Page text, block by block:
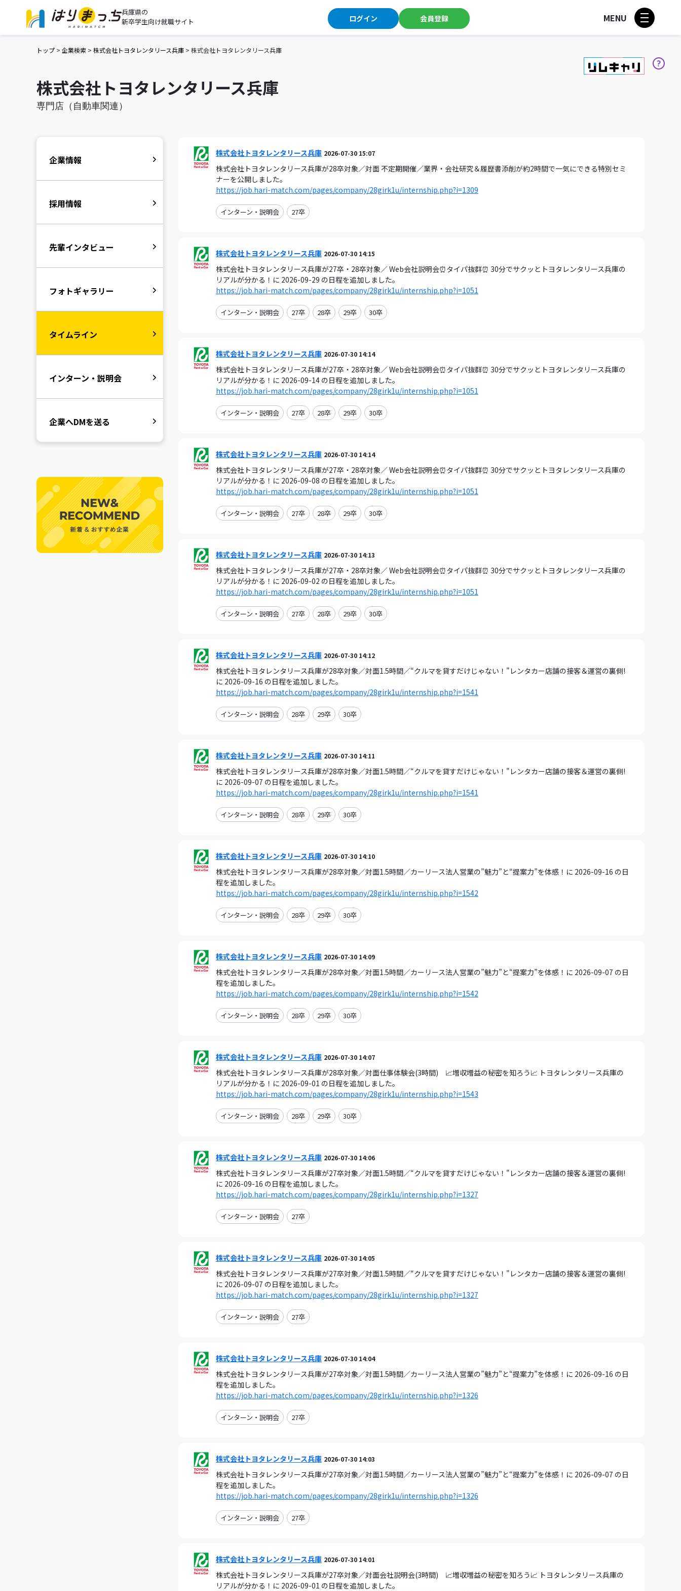
兵庫県の
新卒学生向け就職サイト
ログイン 会員登録 MENU
トップ > 企業検索 > 株式会社トヨタレンタリース兵庫 > 株式会社トヨタレンタリース兵庫
株式会社トヨタレンタリース兵庫
専門店（自動車関連）
株式会社トヨタレンタリース兵庫 2026-07-30 15:07
株式会社トヨタレンタリース兵庫が28卒対象／対面 不定期開催／業界・会社研究＆履歴書添削が約2時間で一気にできる特別セミ
ナーを公開しました。
https://job.hari-match.com/pages/company/28girk1u/internship.php?i=1309
インターン・説明会 27卒
株式会社トヨタレンタリース兵庫 2026-07-30 14:15
株式会社トヨタレンタリース兵庫が27卒・28卒対象／ Web会社説明会⏰タイパ抜群⏰ 30分でサクッとトヨタレンタリース兵庫の
リアルが分かる！に 2026-09-29 の日程を追加しました。
https://job.hari-match.com/pages/company/28girk1u/internship.php?i=1051
インターン・説明会 27卒 28卒 29卒 30卒
株式会社トヨタレンタリース兵庫 2026-07-30 14:14
株式会社トヨタレンタリース兵庫が27卒・28卒対象／ Web会社説明会⏰タイパ抜群⏰ 30分でサクッとトヨタレンタリース兵庫の
リアルが分かる！に 2026-09-14 の日程を追加しました。
https://job.hari-match.com/pages/company/28girk1u/internship.php?i=1051
インターン・説明会 27卒 28卒 29卒 30卒
株式会社トヨタレンタリース兵庫 2026-07-30 14:14
株式会社トヨタレンタリース兵庫が27卒・28卒対象／ Web会社説明会⏰タイパ抜群⏰ 30分でサクッとトヨタレンタリース兵庫の
リアルが分かる！に 2026-09-08 の日程を追加しました。
https://job.hari-match.com/pages/company/28girk1u/internship.php?i=1051
インターン・説明会 27卒 28卒 29卒 30卒
株式会社トヨタレンタリース兵庫 2026-07-30 14:13
株式会社トヨタレンタリース兵庫が27卒・28卒対象／ Web会社説明会⏰タイパ抜群⏰ 30分でサクッとトヨタレンタリース兵庫の
リアルが分かる！に 2026-09-02 の日程を追加しました。
https://job.hari-match.com/pages/company/28girk1u/internship.php?i=1051
インターン・説明会 27卒 28卒 29卒 30卒
株式会社トヨタレンタリース兵庫 2026-07-30 14:12
株式会社トヨタレンタリース兵庫が28卒対象／対面1.5時間／“クルマを貸すだけじゃない！"レンタカー店舗の接客＆運営の裏側!
に 2026-09-16 の日程を追加しました。
https://job.hari-match.com/pages/company/28girk1u/internship.php?i=1541
インターン・説明会 28卒 29卒 30卒
株式会社トヨタレンタリース兵庫 2026-07-30 14:11
株式会社トヨタレンタリース兵庫が28卒対象／対面1.5時間／“クルマを貸すだけじゃない！"レンタカー店舗の接客＆運営の裏側!
に 2026-09-07 の日程を追加しました。
https://job.hari-match.com/pages/company/28girk1u/internship.php?i=1541
インターン・説明会 28卒 29卒 30卒
株式会社トヨタレンタリース兵庫 2026-07-30 14:10
株式会社トヨタレンタリース兵庫が28卒対象／対面1.5時間／カーリース法人営業の”魅力”と“提案力”を体感！に 2026-09-16 の日
程を追加しました。
https://job.hari-match.com/pages/company/28girk1u/internship.php?i=1542
インターン・説明会 28卒 29卒 30卒
株式会社トヨタレンタリース兵庫 2026-07-30 14:09
株式会社トヨタレンタリース兵庫が28卒対象／対面1.5時間／カーリース法人営業の”魅力”と“提案力”を体感！に 2026-09-07 の日
程を追加しました。
https://job.hari-match.com/pages/company/28girk1u/internship.php?i=1542
インターン・説明会 28卒 29卒 30卒
株式会社トヨタレンタリース兵庫 2026-07-30 14:07
株式会社トヨタレンタリース兵庫が28卒対象／対面仕事体験会(3時間) 📈増収増益の秘密を知ろう📈 トヨタレンタリース兵庫の
リアルが分かる！に 2026-09-01 の日程を追加しました。
https://job.hari-match.com/pages/company/28girk1u/internship.php?i=1543
インターン・説明会 28卒 29卒 30卒
株式会社トヨタレンタリース兵庫 2026-07-30 14:06
株式会社トヨタレンタリース兵庫が27卒対象／対面1.5時間／“クルマを貸すだけじゃない！"レンタカー店舗の接客＆運営の裏側!
に 2026-09-16 の日程を追加しました。
https://job.hari-match.com/pages/company/28girk1u/internship.php?i=1327
インターン・説明会 27卒
株式会社トヨタレンタリース兵庫 2026-07-30 14:05
株式会社トヨタレンタリース兵庫が27卒対象／対面1.5時間／“クルマを貸すだけじゃない！"レンタカー店舗の接客＆運営の裏側!
に 2026-09-07 の日程を追加しました。
https://job.hari-match.com/pages/company/28girk1u/internship.php?i=1327
インターン・説明会 27卒
株式会社トヨタレンタリース兵庫 2026-07-30 14:04
株式会社トヨタレンタリース兵庫が27卒対象／対面1.5時間／カーリース法人営業の”魅力”と“提案力”を体感！に 2026-09-16 の日
程を追加しました。
https://job.hari-match.com/pages/company/28girk1u/internship.php?i=1326
インターン・説明会 27卒
株式会社トヨタレンタリース兵庫 2026-07-30 14:03
株式会社トヨタレンタリース兵庫が27卒対象／対面1.5時間／カーリース法人営業の”魅力”と“提案力”を体感！に 2026-09-07 の日
程を追加しました。
https://job.hari-match.com/pages/company/28girk1u/internship.php?i=1326
インターン・説明会 27卒
株式会社トヨタレンタリース兵庫 2026-07-30 14:01
株式会社トヨタレンタリース兵庫が27卒対象／対面会社説明会(3時間) 📈増収増益の秘密を知ろう📈 トヨタレンタリース兵庫の
リアルが分かる！に 2026-09-01 の日程を追加しました。
企業情報
採用情報
先輩インタビュー
フォトギャラリー
タイムライン
インターン・説明会
企業へDMを送る